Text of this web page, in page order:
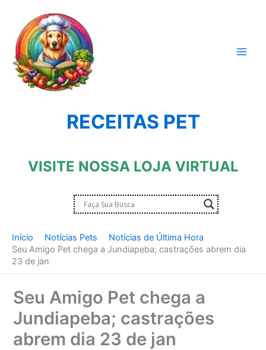
conteúdo
RECEITAS PET
VISITE NOSSA LOJA VIRTUAL
Início Notícias Pets
Notícias de Última Hora
Seu Amigo Pet chega a Jundiapeba; castrações abrem dia
23 de jan
Seu Amigo Pet chega a
Jundiapeba; castrações
abrem dia 23 de jan